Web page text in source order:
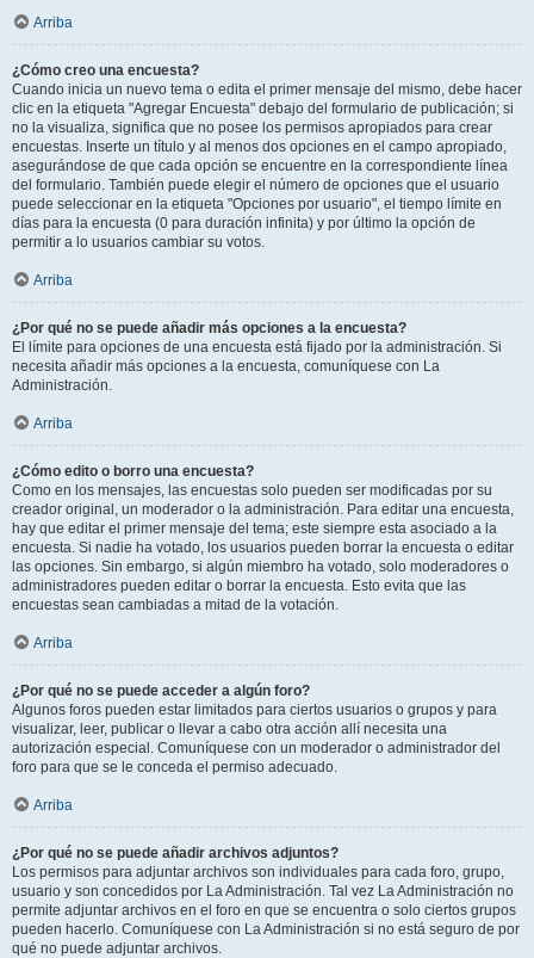
Arriba
¿Cómo creo una encuesta?
Cuando inicia un nuevo tema o edita el primer mensaje del mismo, debe hacer
clic en la etiqueta "Agregar Encuesta" debajo del formulario de publicación; si
no la visualiza, significa que no posee los permisos apropiados para crear
encuestas. Inserte un título y al menos dos opciones en el campo apropiado,
asegurándose de que cada opción se encuentre en la correspondiente línea
del formulario. También puede elegir el número de opciones que el usuario
puede seleccionar en la etiqueta "Opciones por usuario", el tiempo límite en
días para la encuesta (0 para duración infinita) y por último la opción de
permitir a lo usuarios cambiar su votos.
Arriba
¿Por qué no se puede añadir más opciones a la encuesta?
El límite para opciones de una encuesta está fijado por la administración. Si
necesita añadir más opciones a la encuesta, comuníquese con La
Administración.
Arriba
¿Cómo edito o borro una encuesta?
Como en los mensajes, las encuestas solo pueden ser modificadas por su
creador original, un moderador o la administración. Para editar una encuesta,
hay que editar el primer mensaje del tema; este siempre esta asociado a la
encuesta. Si nadie ha votado, los usuarios pueden borrar la encuesta o editar
las opciones. Sin embargo, si algún miembro ha votado, solo moderadores o
administradores pueden editar o borrar la encuesta. Esto evita que las
encuestas sean cambiadas a mitad de la votación.
Arriba
¿Por qué no se puede acceder a algún foro?
Algunos foros pueden estar limitados para ciertos usuarios o grupos y para
visualizar, leer, publicar o llevar a cabo otra acción allí necesita una
autorización especial. Comuníquese con un moderador o administrador del
foro para que se le conceda el permiso adecuado.
Arriba
¿Por qué no se puede añadir archivos adjuntos?
Los permisos para adjuntar archivos son individuales para cada foro, grupo,
usuario y son concedidos por La Administración. Tal vez La Administración no
permite adjuntar archivos en el foro en que se encuentra o solo ciertos grupos
pueden hacerlo. Comuníquese con La Administración si no está seguro de por
qué no puede adjuntar archivos.